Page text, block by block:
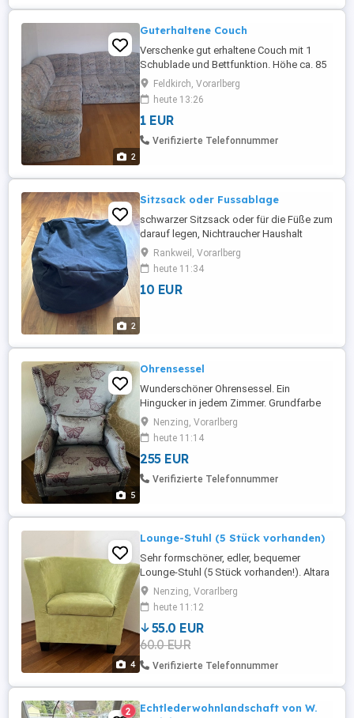
2
Guterhaltene Couch
Verschenke gut erhaltene Couch mit 1
Schublade und Bettfunktion. Höhe ca. 85
cm, Länge insgesamt 250 cm. Ebenso
einen dazugehörenden Stuhl. NUR
SELBSTABHOLUNG!
Feldkirch, Vorarlberg
heute 13:26
1 EUR
Verifizierte Telefonnummer
2
Sitzsack oder Fussablage
schwarzer Sitzsack oder für die Füße zum
darauf legen, Nichtraucher Haushalt
Rankweil, Vorarlberg
heute 11:34
10 EUR
5
Ohrensessel
Wunderschöner Ohrensessel. Ein
Hingucker in jedem Zimmer. Grundfarbe
grau mit weinrotem Muster (siehe Fotos).
Komplett mit Nieten eingefasst.
Gesamthöhe (Lehne) ca. 117cm.
Gesamtbreite ca. 80cm. Gesamttiefe ca.
85cm. Sitzhöhe 49cm. Sitzfläche ca.
Nenzing, Vorarlberg
heute 11:14
255 EUR
Verifizierte Telefonnummer
4
Lounge-Stuhl (5 Stück vorhanden)
Sehr formschöner, edler, bequemer
Lounge-Stuhl (5 Stück vorhanden!). Altara
Stoff in modernem hellgrün. (Altara =
feiner Mikrofaserstoff. Mikrofasergewebe
sind sehr weich in ihrer Haptik, äußerst
formbeständig und weisen Fusseln ab).
Mit losem Sitzkissen; massive schwarz
lackierte Holzfüsse. Abmessungen ...
Nenzing, Vorarlberg
heute 11:12
55.0 EUR
60.0 EUR
Verifizierte Telefonnummer
2
Echtlederwohnlandschaft von W.